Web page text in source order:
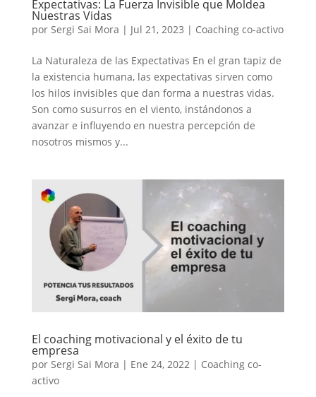
Expectativas: La Fuerza Invisible que Moldea
Nuestras Vidas
por Sergi Sai Mora | Jul 21, 2023 | Coaching co-activo
La Naturaleza de las Expectativas En el gran tapiz de
la existencia humana, las expectativas sirven como
los hilos invisibles que dan forma a nuestras vidas.
Son como susurros en el viento, instándonos a
avanzar e influyendo en nuestra percepción de
nosotros mismos y...
El coaching motivacional y el éxito de tu
empresa
por Sergi Sai Mora | Ene 24, 2022| Coaching co-
activo